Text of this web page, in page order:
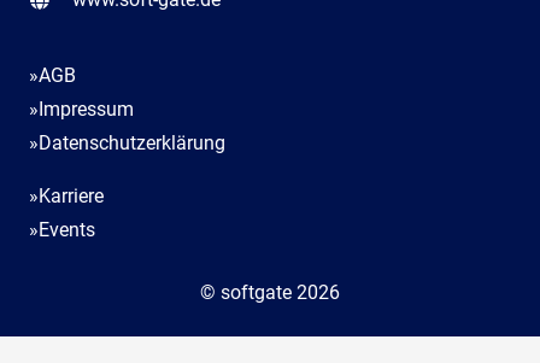
»AGB
»Impressum
»Datenschutzerklärung
»Karriere
»Events
© softgate 2026